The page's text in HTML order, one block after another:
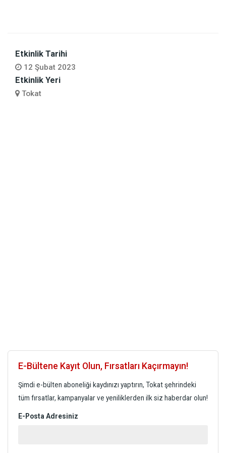
Etkinlik Tarihi
12 Şubat 2023
Etkinlik Yeri
Tokat
E-Bültene Kayıt Olun, Fırsatları Kaçırmayın!
Şimdi e-bülten aboneliği kaydınızı yaptırın, Tokat şehrindeki
tüm fırsatlar, kampanyalar ve yeniliklerden ilk siz haberdar olun!
E-Posta Adresiniz